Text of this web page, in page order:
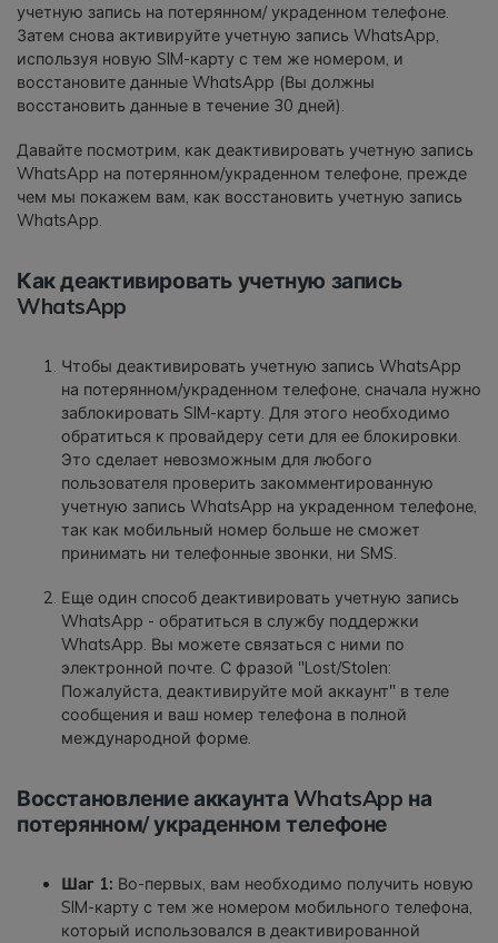
учетную запись на потерянном/ украденном телефоне.
Затем снова активируйте учетную запись WhatsApp,
используя новую SIM-карту с тем же номером, и
восстановите данные WhatsApp (Вы должны
восстановить данные в течение 30 дней).
Давайте посмотрим, как деактивировать учетную запись
WhatsApp на потерянном/украденном телефоне, прежде
чем мы покажем вам, как восстановить учетную запись
WhatsApp.
Как деактивировать учетную запись
WhatsApp
Чтобы деактивировать учетную запись WhatsApp
на потерянном/украденном телефоне, сначала нужно
заблокировать SIM-карту. Для этого необходимо
обратиться к провайдеру сети для ее блокировки.
Это сделает невозможным для любого
пользователя проверить закомментированную
учетную запись WhatsApp на украденном телефоне,
так как мобильный номер больше не сможет
принимать ни телефонные звонки, ни SMS.
Еще один способ деактивировать учетную запись
WhatsApp - обратиться в службу поддержки
WhatsApp. Вы можете связаться с ними по
электронной почте. С фразой "Lost/Stolen:
Пожалуйста, деактивируйте мой аккаунт" в теле
сообщения и ваш номер телефона в полной
международной форме.
Восстановление аккаунта WhatsApp на
потерянном/ украденном телефоне
Шаг 1: Во-первых, вам необходимо получить новую
SIM-карту с тем же номером мобильного телефона,
который использовался в деактивированной